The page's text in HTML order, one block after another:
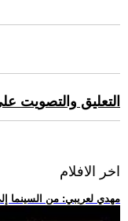
التعليق والتصويت
اخر الافلام
.. مهدي لعريبي: من السينما